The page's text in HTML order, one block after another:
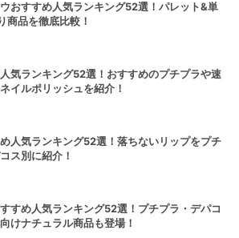
おすすめ人気ランキング52選！パレット&単
商品を徹底比較！
気ランキング52選！おすすめのプチプラや速
イルポリッシュを紹介！
人気ランキング52選！落ちないリップをプチ
ス別に紹介！
すめ人気ランキング52選！プチプラ・デパコ
けナチュラル商品も登場！